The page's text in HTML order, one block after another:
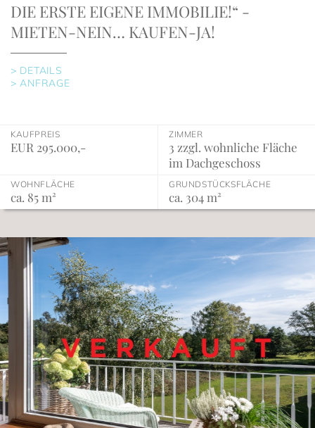
DIE ERSTE EIGENE IMMOBILIE!“ -
MIETEN-NEIN… KAUFEN-JA!
> DETAILS
> ANFRAGE
KAUFPREIS
EUR 295.000,-
ZIMMER
3 zzgl. wohnliche Fläche
im Dachgeschoss
WOHNFLÄCHE
ca. 85 m²
GRUNDSTÜCKSFLÄCHE
ca. 304 m²